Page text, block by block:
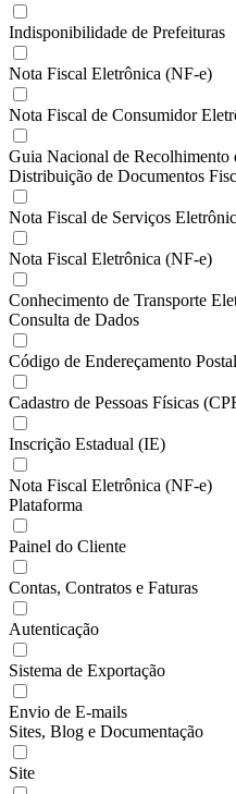
Indisponibilidade de Prefeituras
Nota Fiscal Eletrônica (NF-e)
Nota Fiscal de Consumidor
Guia Nacional de
Distribuição de Documentos
Nota Fiscal de Serviços
Nota Fiscal Eletrônica (NF-e)
Conhecimento de Transporte
Consulta de Dados
Código de Endereçamento
Cadastro de Pessoas Físicas
Inscrição Estadual (IE)
Nota Fiscal Eletrônica (NF-e)
Plataforma
Painel do Cliente
Contas, Contratos e Faturas
Autenticação
Sistema de Exportação
Envio de E-mails
Sites, Blog e Documentação
Site